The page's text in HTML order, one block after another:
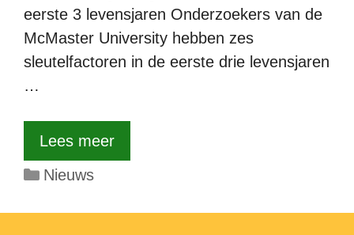
eerste 3 levensjaren Onderzoekers van de
McMaster University hebben zes
sleutelfactoren in de eerste drie levensjaren
…
Lees meer
Categorieën
Nieuws